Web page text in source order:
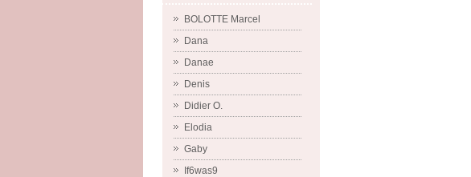
BOLOTTE Marcel
Dana
Danae
Denis
Didier O.
Elodia
Gaby
If6was9